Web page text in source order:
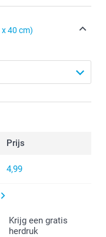
x 40 cm)
Prijs
4,99
Krijg een gratis
herdruk